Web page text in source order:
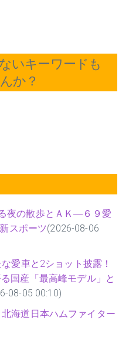
いキーワードも
か？
夜の散歩とＡＫ―６９愛
スポーツ(2026-08-06
愛車と2ショット披露！
国産「最高峰モデル」と
08-05 00:10)
海道日本ハムファイター